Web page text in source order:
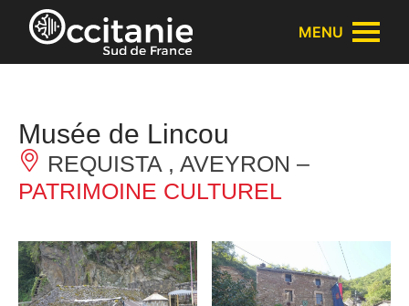
Panneau de gestion des cookies
MENU
Musée de Lincou
REQUISTA , AVEYRON –
PATRIMOINE CULTUREL